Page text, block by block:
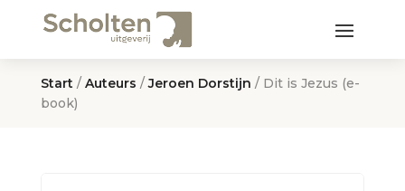
Start / Auteurs /Jeroen Dorstijn / Dit is Jezus (e-
book)